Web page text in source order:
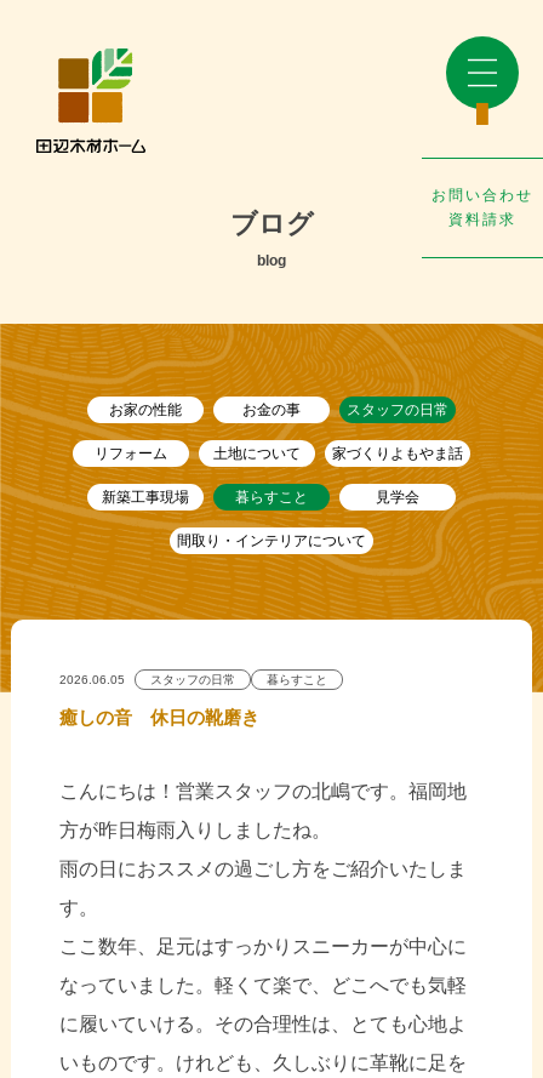
お問い合わせ
資料請求
ブログ
blog
お家の性能 お金の事 スタッフの日常
リフォーム 土地について 家づくりよもやま話
新築工事現場 暮らすこと 見学会
間取り・インテリアについて
2026.06.05 スタッフの日常 暮らすこと
癒しの音 休日の靴磨き
こんにちは！営業スタッフの北嶋です。福岡地
方が昨日梅雨入りしましたね。
雨の日におススメの過ごし方をご紹介いたしま
す。
ここ数年、足元はすっかりスニーカーが中心に
なっていました。軽くて楽で、どこへでも気軽
に履いていける。その合理性は、とても心地よ
いものです。けれども、久しぶりに革靴に足を